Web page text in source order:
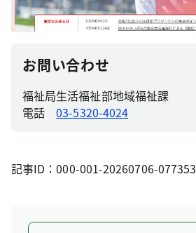
お問い合わせ
福祉局生活福祉部地域福祉課
電話03-5320-4024
記事ID：000-001-20260706-077353